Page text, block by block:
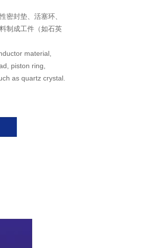
密封垫、活塞环、
制成工件（如石英
material,
piston ring,
as quartz crystal.